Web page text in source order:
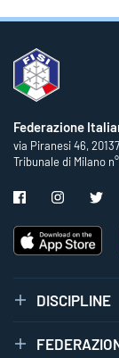
Federazione
via Piranesi 46,
Tribunale di Milano
DISCIPLINE